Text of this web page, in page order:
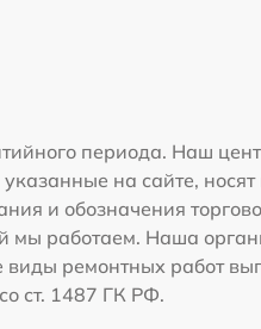
периода. Наш
на сайте,
и обозначения
мы работаем. Наша
ремонтных работ
ст. 1487 ГК РФ.